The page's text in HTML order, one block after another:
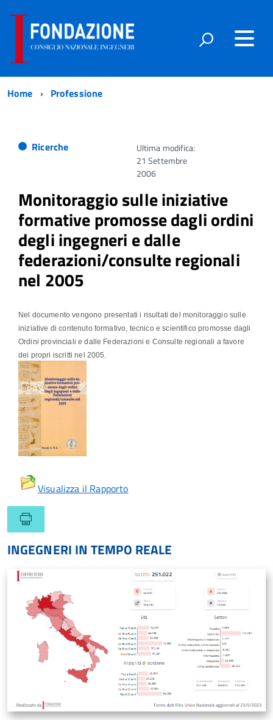
Home Professione
Ricerche
Ultima modifica:
21 Settembre
2006
Monitoraggio sulle iniziative
formative promosse dagli ordini
degli ingegneri e dalle
federazioni/consulte regionali
nel 2005
Nel documento vengono presentati i risultati del monitoraggio sulle
iniziative di contenuto formativo, tecnico e scientifico promosse dagli
Ordini provinciali e dalle Federazioni e Consulte regionali a favore
dei propri iscritti nel 2005.
Visualizza il Rapporto
INGEGNERI IN TEMPO REALE